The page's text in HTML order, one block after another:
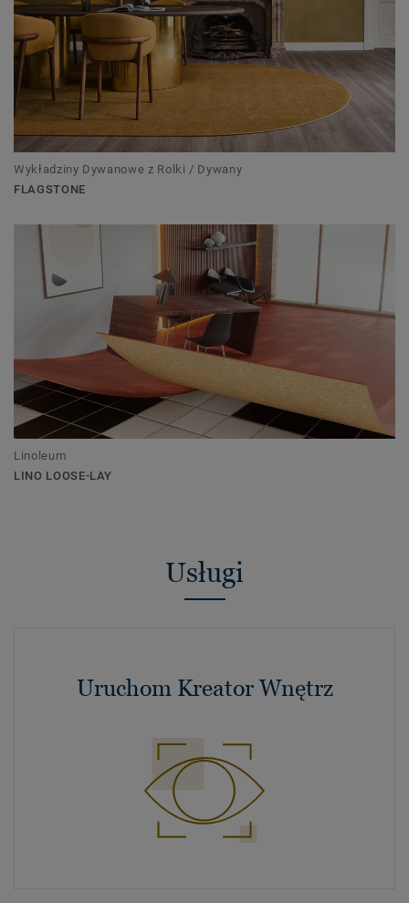
Wykładziny Dywanowe z Rolki / Dywany
FLAGSTONE
Linoleum
LINO LOOSE-LAY
Usługi
Uruchom Kreator Wnętrz